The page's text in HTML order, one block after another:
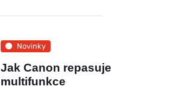
Novinky
Jak Canon repasuje
multifunkce